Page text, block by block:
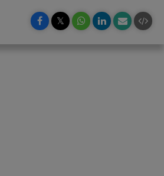
𝕏